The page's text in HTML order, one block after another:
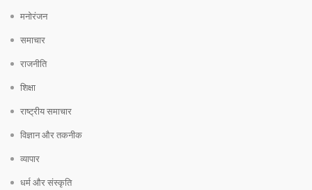
मनोरंजन
समाचार
राजनीति
शिक्षा
राष्ट्रीय समाचार
विज्ञान और तकनीक
व्यापार
धर्म और संस्कृति